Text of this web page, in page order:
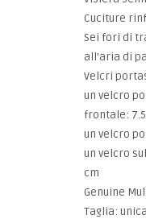
Cuciture
Sei fori di
all'aria di
Velcri
un velcro
frontale: 7.5
un velcro
un velcro
cm
Genuine
Taglia: unica